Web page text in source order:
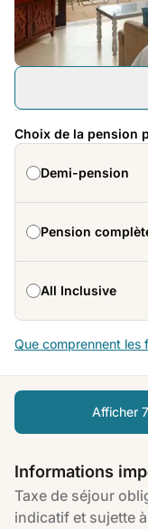
Choix de la pension
Demi-pension
Pension
All Inclusive
Que comprennent les
Afficher
Informations
Taxe de séjour
indicatif et sujette